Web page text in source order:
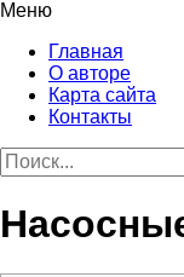
Меню
Главная
О авторе
Карта сайта
Контакты